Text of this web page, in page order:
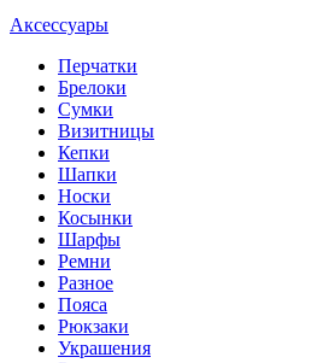
Аксессуары
Перчатки
Брелоки
Сумки
Визитницы
Кепки
Шапки
Носки
Косынки
Шарфы
Ремни
Разное
Пояса
Рюкзаки
Украшения